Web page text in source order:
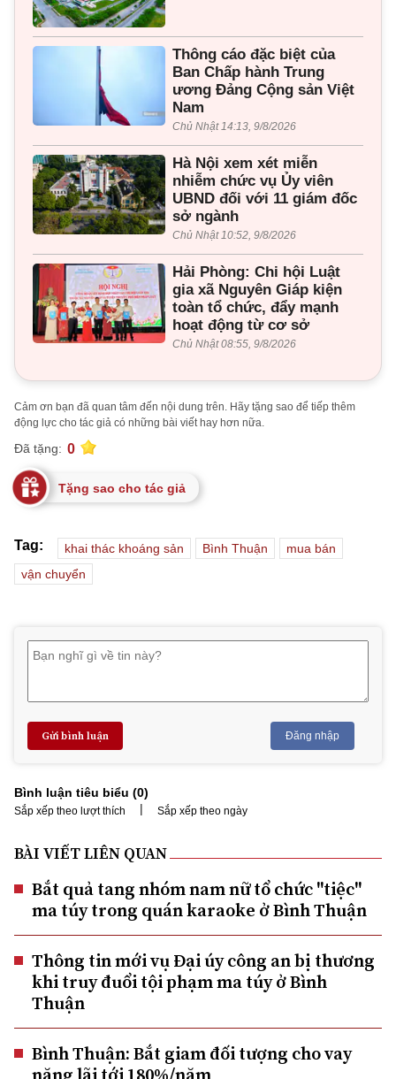
Thông cáo đặc biệt của
Ban Chấp hành Trung
ương Đảng Cộng sản Việt
Nam
Chủ Nhật 14:13, 9/8/2026
Hà Nội xem xét miễn
nhiễm chức vụ Ủy viên
UBND đối với 11 giám đốc
sở ngành
Chủ Nhật 10:52, 9/8/2026
Hải Phòng: Chi hội Luật
gia xã Nguyên Giáp kiện
toàn tổ chức, đẩy mạnh
hoạt động từ cơ sở
Chủ Nhật 08:55, 9/8/2026
Cảm ơn bạn đã quan tâm đến nội dung trên. Hãy tặng sao để tiếp thêm
động lực cho tác giả có những bài viết hay hơn nữa.
Đã tặng: 0
Tặng sao cho tác giả
Tag: khai thác khoáng sản Bình Thuận
mua bán
vận chuyển
Gửi bình luận Đăng nhập
Bình luận tiêu biểu (0)
Sắp xếp theo lượt thích | Sắp xếp theo ngày
BÀI VIẾT LIÊN QUAN
Bắt quả tang nhóm nam nữ tổ chức "tiệc"
ma túy trong quán karaoke ở Bình Thuận
Thông tin mới vụ Đại úy công an bị thương
khi truy đuổi tội phạm ma túy ở Bình
Thuận
Bình Thuận: Bắt giam đối tượng cho vay